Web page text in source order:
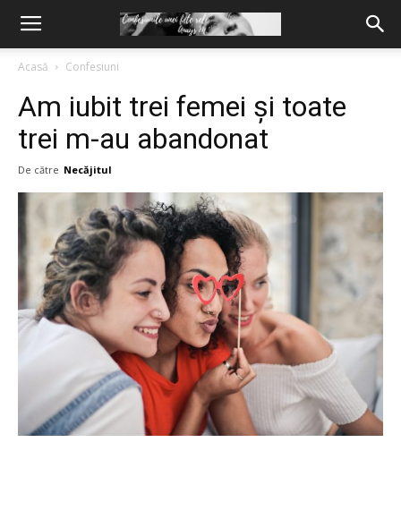
Acasă Confesiuni
Am iubit trei femei și toate
trei m-au abandonat
De către Necăjitul